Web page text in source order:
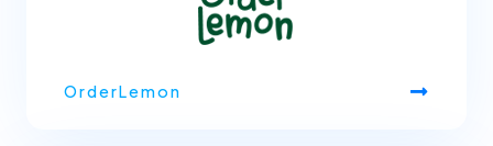
OrderLemon